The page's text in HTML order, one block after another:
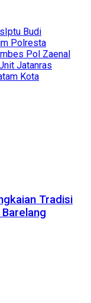
Iptu Budi
Polresta
Pol Zaenal
Jatanras
Kota
Tradisi